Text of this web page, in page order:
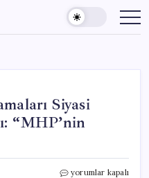
Siyasi
“MHP’nin
Savcı
yorumlar kapalı